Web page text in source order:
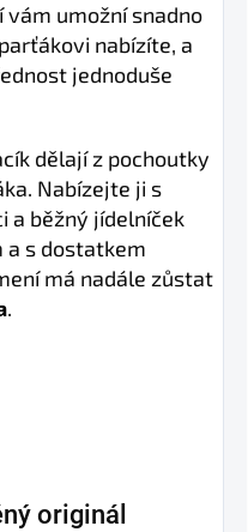
vám umožní snadno
nabízíte, a
jednoduše
dělají z pochoutky
Nabízejte ji s
a běžný jídelníček
a s dostatkem
má nadále zůstat
.
originál